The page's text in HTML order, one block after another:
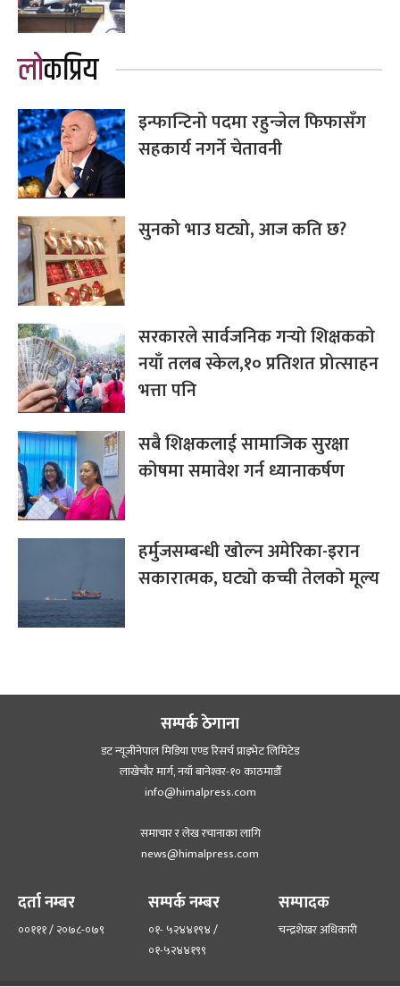
लोकप्रिय
इन्फान्टिनो पदमा रहुन्जेल फिफासँग
सहकार्य नगर्ने चेतावनी
सुनको भाउ घट्यो, आज कति छ?
सरकारले सार्वजनिक गर्‍यो शिक्षकको
नयाँ तलब स्केल,१० प्रतिशत प्रोत्साहन
भत्ता पनि
सबै शिक्षकलाई सामाजिक सुरक्षा
कोषमा समावेश गर्न ध्यानाकर्षण
हर्मुजसम्बन्धी खोल्न अमेरिका-इरान
सकारात्मक, घट्यो कच्ची तेलको मूल्य
सम्पर्क ठेगाना
डट न्यूजीनेपाल मिडिया एण्ड रिसर्च प्राइभेट लिमिटेड
लाखेचौर मार्ग, नयाँ बानेश्‍वर-१० काठमाडौँ
info@himalpress.com
समाचार र लेख रचानाका लागि
news@himalpress.com
दर्ता नम्बर
००१११ / २०७८-०७९
सम्पर्क नम्बर
०१- ५२४४१९४ /
०१-५२४४१९९
सम्पादक
चन्द्रशेखर अधिकारी